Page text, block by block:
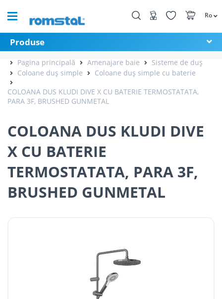
Ro
Produse
Pagina principală Amenajare baie
Sisteme de duș
Coloane duș simple
Coloane duș simple cu baterie
COLOANA DUS KLUDI DIVE X CU BATERIE TERMOSTATATA,
PARA 3F, BRUSHED GUNMETAL
COLOANA DUS KLUDI DIVE
X CU BATERIE
TERMOSTATATA, PARA 3F,
BRUSHED GUNMETAL